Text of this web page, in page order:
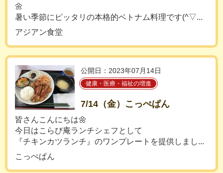
🌼
暑い季節にピッタリの本格的ベトナム料理です(^▽...
アジアン食堂
公開日：2023年07月14日
健康・医療・福祉の増進
7/14（金）こっぺぱん
皆さんこんにちは🌼
今日はこらび庵ランチシェフとして
『チキンカツランチ』のワンプレートを提供しまし...
こっぺぱん